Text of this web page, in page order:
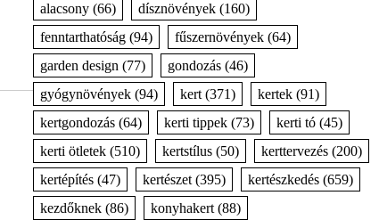
alacsony(66) dísznövények(160)
fenntarthatóság(94) fűszernövények(64)
garden design (77) gondozás(46)
gyógynövények(94) kert(371) kertek(91)
kertgondozás(64) kerti tippek(73) kerti tó(45)
kerti ötletek(510) kertstílus(50) kerttervezés(200)
kertépítés(47) kertészet(395) kertészkedés(659)
kezdőknek(86) konyhakert(88)